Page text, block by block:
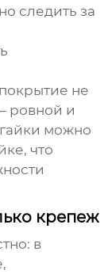
следить за
покрытие не
ровной и
можно
что
крепеж
в